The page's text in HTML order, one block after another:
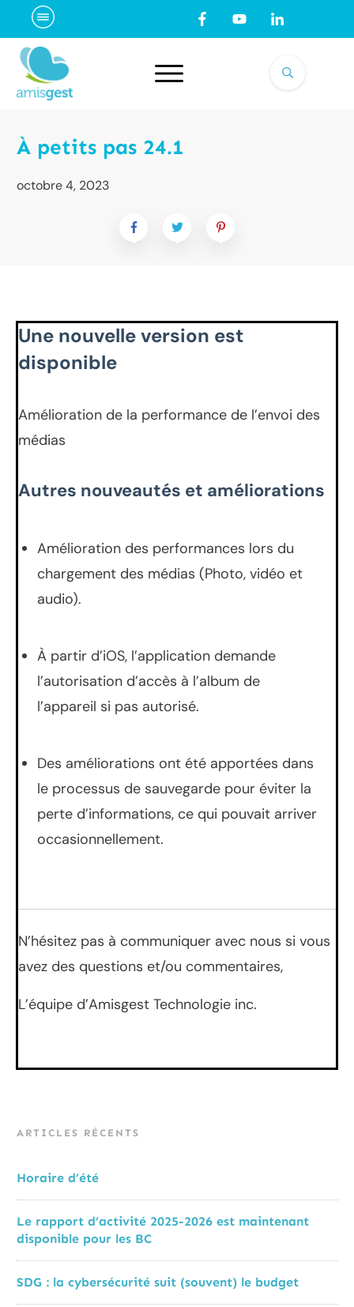
À petits pas 24.1
octobre 4, 2023
Une nouvelle version est
disponible
Amélioration de la performance de l’envoi des
médias
Autres nouveautés et améliorations
Amélioration des performances lors du
chargement des médias (Photo, vidéo et
audio).
À partir d’iOS, l’application demande
l’autorisation d’accès à l’album de
l’appareil si pas autorisé.
Des améliorations ont été apportées dans
le processus de sauvegarde pour éviter la
perte d’informations, ce qui pouvait arriver
occasionnellement.
N’hésitez pas à communiquer avec nous si vous
avez des questions et/ou commentaires,
L’équipe d’Amisgest Technologie inc.
ARTICLES RÉCENTS
Horaire d’été
Le rapport d’activité 2025-2026 est maintenant
disponible pour les BC
SDG : la cybersécurité suit (souvent) le budget